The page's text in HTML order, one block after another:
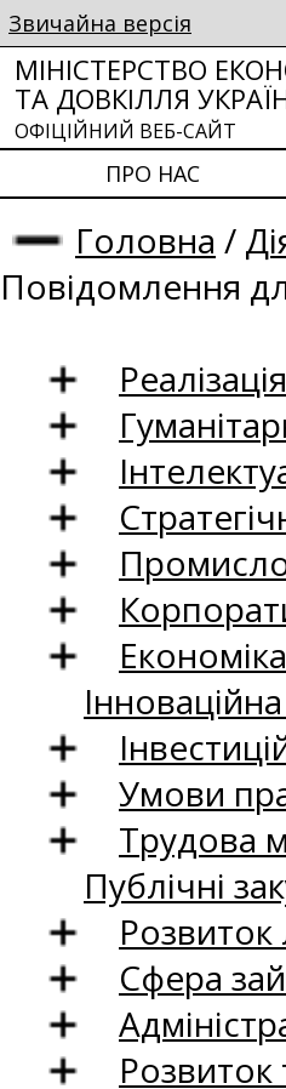
Звичайна версія
МІНІСТЕРСТВО
ТА ДОВКІЛЛЯ
ОФІЦІЙНИЙ ВЕБ-САЙТ
ПРО НАС
Головна /
Повідомлення
Умови
Трудова
Публічні
Розвиток
Сфера
Розвиток